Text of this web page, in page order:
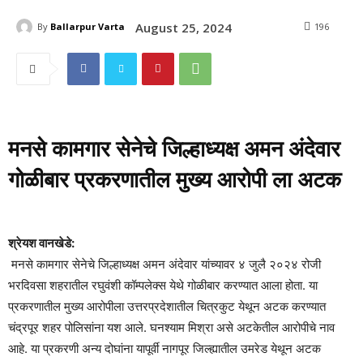
By Ballarpur Varta August 25, 2024 196
मनसे कामगार सेनेचे जिल्हाध्यक्ष अमन अंदेवार
गोळीबार प्रकरणातील मुख्य आरोपी ला अटक
श्रेयश वानखेडे:
मनसे कामगार सेनेचे जिल्हाध्यक्ष अमन अंदेवार यांच्यावर ४ जुलै २०२४ रोजी
भरदिवसा शहरातील रघुवंशी कॉम्पलेक्स येथे गोळीबार करण्यात आला होता. या
प्रकरणातील मुख्य आरोपीला उत्तरप्रदेशातील चित्रकुट येथून अटक करण्यात
चंद्रपूर शहर पोलिसांना यश आले. घनश्याम मिश्रा असे अटकेतील आरोपीचे नाव
आहे. या प्रकरणी अन्य दोघांना यापूर्वी नागपूर जिल्ह्यातील उमरेड येथून अटक